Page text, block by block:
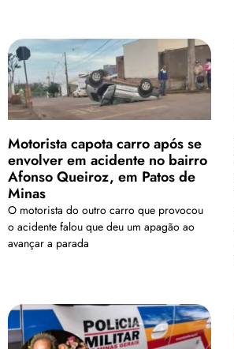
Motorista capota carro após se
envolver em acidente no bairro
Afonso Queiroz, em Patos de
Minas
O motorista do outro carro que provocou
o acidente falou que deu um apagão ao
avançar a parada